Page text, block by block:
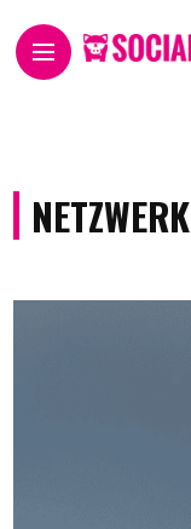
NETZWERK